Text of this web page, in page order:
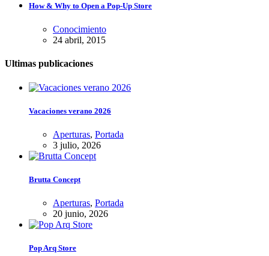
How & Why to Open a Pop-Up Store
Conocimiento
24 abril, 2015
Ultimas publicaciones
Vacaciones verano 2026
Aperturas, Portada
3 julio, 2026
Brutta Concept
Aperturas, Portada
20 junio, 2026
Pop Arq Store